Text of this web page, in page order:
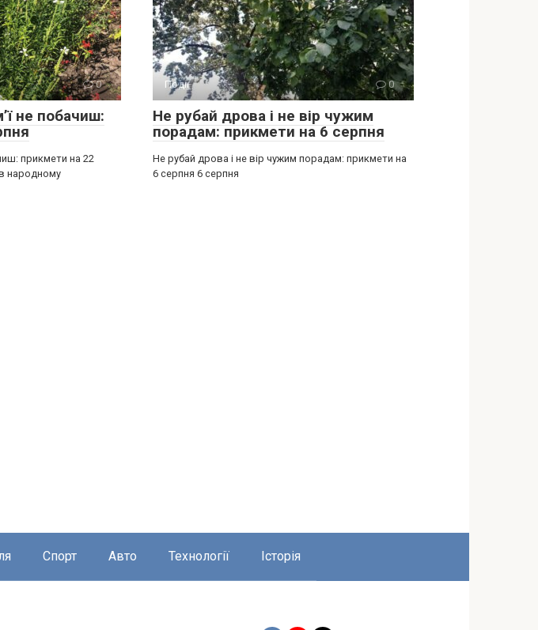
0
не побачиш:
прикмети на 22
народному
Події 0
Не рубай дрова і не вір чужим
порадам: прикмети на 6 серпня
Не рубай дрова і не вір чужим порадам: прикмети на
6 серпня 6 серпня
Спорт Авто Технології Історія